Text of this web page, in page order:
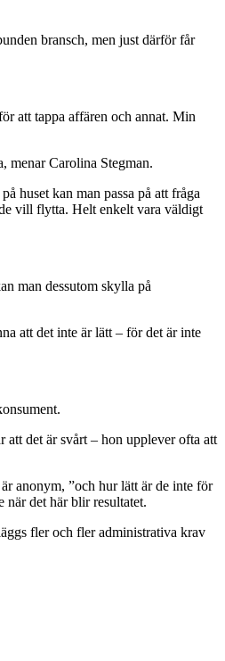
bransch, men just därför får
att tappa affären och annat. Min
menar Carolina Stegman.
huset kan man passa på att fråga
vill flytta. Helt enkelt vara väldigt
man dessutom skylla på
att det inte är lätt – för det är inte
att det är svårt – hon upplever ofta att
anonym, ”och hur lätt är de inte för
när det här blir resultatet.
fler och fler administrativa krav